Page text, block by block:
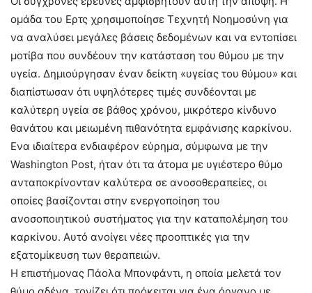
ομάδα του Ερτς χρησιμοποίησε Τεχνητή Νοημοσύνη για
να αναλύσει μεγάλες βάσεις δεδομένων και να εντοπίσει
μοτίβα που συνδέουν την κατάσταση του θύμου με την
υγεία. Δημιούργησαν έναν δείκτη «υγείας του θύμου» και
διαπίστωσαν ότι υψηλότερες τιμές συνδέονται με
καλύτερη υγεία σε βάθος χρόνου, μικρότερο κίνδυνο
θανάτου και μειωμένη πιθανότητα εμφάνισης καρκίνου.
Ενα ιδιαίτερα ενδιαφέρον εύρημα, σύμφωνα με την
Washington Post, ήταν ότι τα άτομα με υγιέστερο θύμο
ανταποκρίνονταν καλύτερα σε ανοσοθεραπείες, οι
οποίες βασίζονται στην ενεργοποίηση του
ανοσοποιητικού συστήματος για την καταπολέμηση του
καρκίνου. Αυτό ανοίγει νέες προοπτικές για την
εξατομίκευση των θεραπειών.
Η επιστήμονας Πάολα Μπονφάντι, η οποία μελετά τον